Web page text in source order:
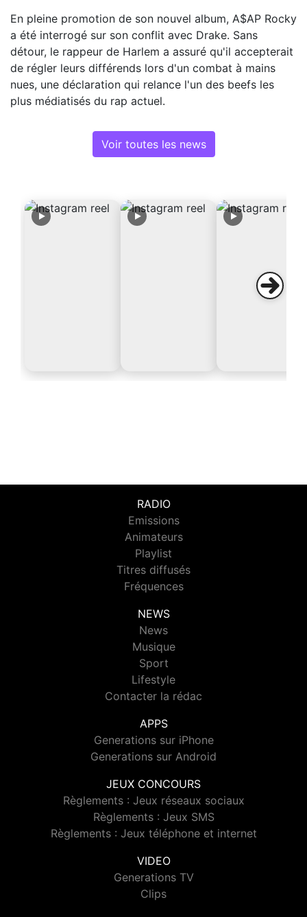
En pleine promotion de son nouvel album, A$AP Rocky
a été interrogé sur son conflit avec Drake. Sans
détour, le rappeur de Harlem a assuré qu'il accepterait
de régler leurs différends lors d'un combat à mains
nues, une déclaration qui relance l'un des beefs les
plus médiatisés du rap actuel.
Voir toutes les news
RADIO
Emissions
Animateurs
Playlist
Titres diffusés
Fréquences
NEWS
News
Musique
Sport
Lifestyle
Contacter la rédac
APPS
Generations sur iPhone
Generations sur Android
JEUX CONCOURS
Règlements : Jeux réseaux sociaux
Règlements : Jeux SMS
Règlements : Jeux téléphone et internet
VIDEO
Generations TV
Clips